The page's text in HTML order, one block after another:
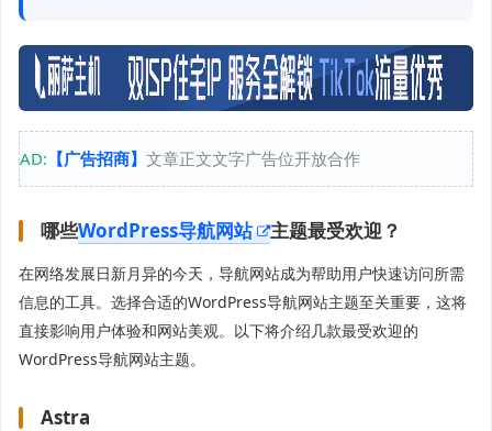
AD: 【广告招商】 文章正文文字广告位开放合作
哪些WordPress导航网站 主题最受欢迎？
在网络发展日新月异的今天，导航网站成为帮助用户快速访问所需
信息的工具。选择合适的WordPress导航网站主题至关重要，这将
直接影响用户体验和网站美观。以下将介绍几款最受欢迎的
WordPress导航网站主题。
Astra